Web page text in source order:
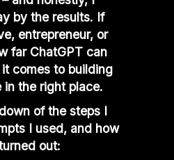
by the results. If
entrepreneur, or
far ChatGPT can
comes to building
in the right place.
of the steps I
I used, and how
out: